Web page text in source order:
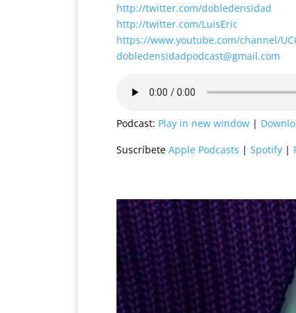
http://twitter.com/dobledensidad
http://twitter.com/LuisEric
https://www.youtube.com/channel/
dobledensidadpodcast@gmail.com
Podcast: Play in new window |
Suscríbete Apple Podcasts | Spotify |